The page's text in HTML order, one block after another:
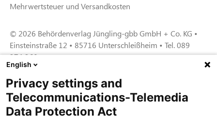
Mehrwertsteuer und Versandkosten
© 2026 Behördenverlag Jüngling-gbb GmbH + Co. KG •
Einsteinstraße 12 • 85716 Unterschleißheim • Tel. 089
374 360
Zertifiziert für das Sicherheitsmanagem
entsystem unter TU4® durch TÜViT Essen
English
Privacy settings and
Telecommunications-Telemedia
Data Protection Act